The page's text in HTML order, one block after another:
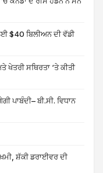
$40 ਬਿਲੀਅਨ ਦੀ ਵੱਡੀ
ਖੇਤਰੀ ਸਥਿਰਤਾ ‘ਤੇ ਕੀਤੀ
ਪਾਬੰਦੀ– ਬੀ.ਸੀ. ਵਿਧਾਨ
ਸ਼ੱਕੀ ਡਰਾਈਵਰ ਦੀ